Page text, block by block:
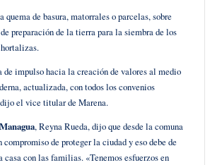
quema de basura, matorrales o parcelas, sobre
preparación de la tierra para la siembra de los
de impulso hacia la creación de valores al medio
actualizada, con todos los convenios
el vice titular de Marena.
Managua, Reyna Rueda, dijo que desde la comuna
de proteger la ciudad y eso debe de
casa con las familias. «Tenemos esfuerzos en